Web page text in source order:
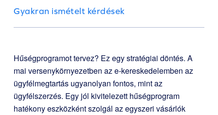
Gyakran ismételt kérdések
Hűségprogramot tervez? Ez egy stratégiai döntés. A
mai versenykörnyezetben az e-kereskedelemben az
ügyfélmegtartás ugyanolyan fontos, mint az
ügyfélszerzés. Egy jól kivitelezett hűségprogram
hatékony eszközként szolgál az egyszeri vásárlók